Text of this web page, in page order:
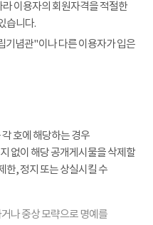
이용자의 회원자격을 적절한
습니다.
기념관"이나 다른 이용자가 입은
호에 해당하는 경우
없이 해당 공개게시물을 삭제할
한, 정지 또는 상실시킬 수
나 중상 모략으로 명예를